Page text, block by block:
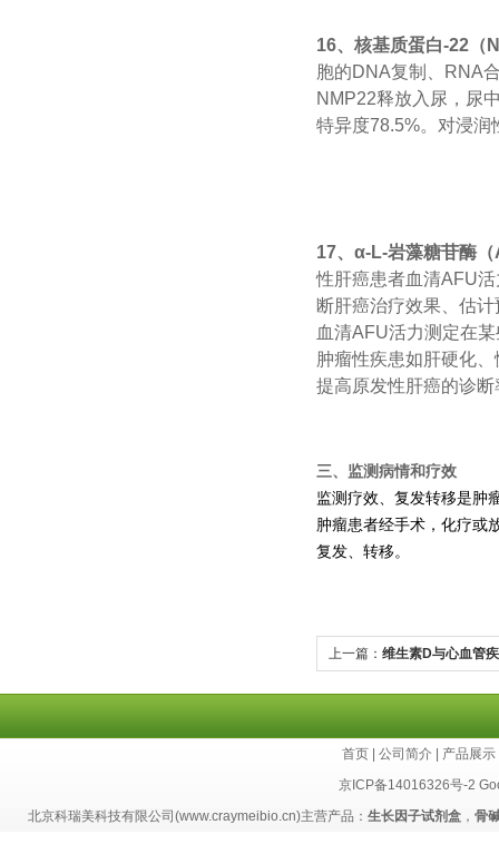
16、核基质蛋白-22（
胞的DNA复制、RNA
NMP22释放入尿，尿
特异度78.5%。对浸润
17、α-L-岩藻糖苷酶
性肝癌患者血清AFU
断肝癌治疗效果、估
血清AFU活力测定在
肿瘤性疾患如肝硬化
提高原发性肝癌的诊
三、监测病情和疗效
监测疗效、复发转移是肿
肿瘤患者经手术，化疗或
复发、转移。
上一篇： 维生素D与心血管
首页 公司简介 产品展示
京ICP备14016326号-2
北京科瑞美科技有限公司(www.craymeibio.cn)主营产品： 生长因子试剂盒 ， 骨